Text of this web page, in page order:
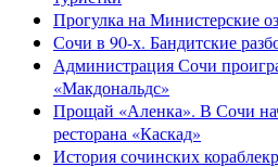
Прогулка на Министерские
Сочи в 90-х. Бандитские
Администрация Сочи
«Макдональдс»
Прощай «Аленка». В Сочи
ресторана «Каскад»
История сочинских